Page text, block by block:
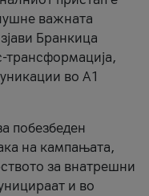
важната
Бранкица
трансформација,
во А1
побезбеден
на кампањата,
за внатрешни
и во